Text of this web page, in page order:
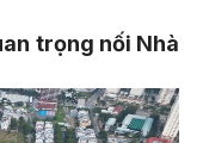
trọng nối Nhà